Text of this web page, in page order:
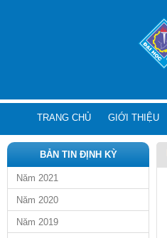
TRANG CHỦ GIỚI THIỆU
BẢN TIN ĐỊNH KỲ
Năm 2021
Năm 2020
Năm 2019